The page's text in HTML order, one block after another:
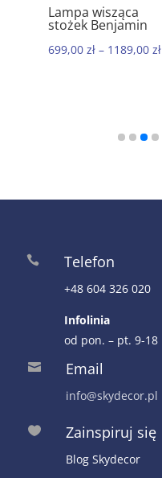
5.00
Lampa wisząca
stożek Benjamin
699,00 zł– 1189,00 zł
 Telefon
+48 604 326 020
Infolinia
od pon. – pt. 9-18
 Email
info@skydecor.pl
 Zainspiruj się
Blog Skydecor